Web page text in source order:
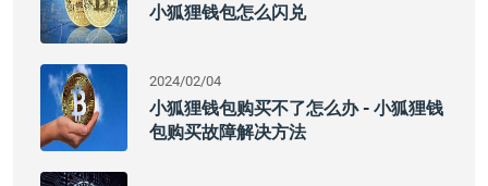
小狐狸钱包怎么闪兑
2024/02/04
小狐狸钱包购买不了怎么办 - 小狐狸钱
包购买故障解决方法